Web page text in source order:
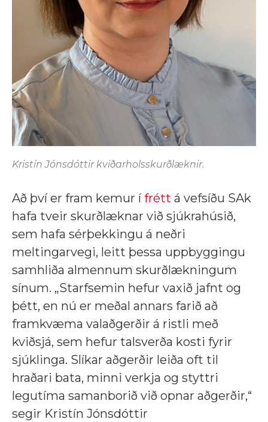
Kristín Jónsdóttir kviðarholsskurðlæknir.
Að því er fram kemur ífrétt á vefsíðu SAk
hafa tveir skurðlæknar við sjúkrahúsið,
sem hafa sérþekkingu á neðri
meltingarvegi, leitt þessa uppbyggingu
samhliða almennum skurðlækningum
sínum. „Starfsemin hefur vaxið jafnt og
þétt, en nú er meðal annars farið að
framkvæma valaðgerðir á ristli með
kviðsjá, sem hefur talsverða kosti fyrir
sjúklinga. Slíkar aðgerðir leiða oft til
hraðari bata, minni verkja og styttri
legutíma samanborið við opnar aðgerðir,“
segir Kristín Jónsdóttir